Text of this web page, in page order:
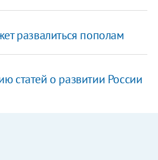
развалиться пополам
статей о развитии России